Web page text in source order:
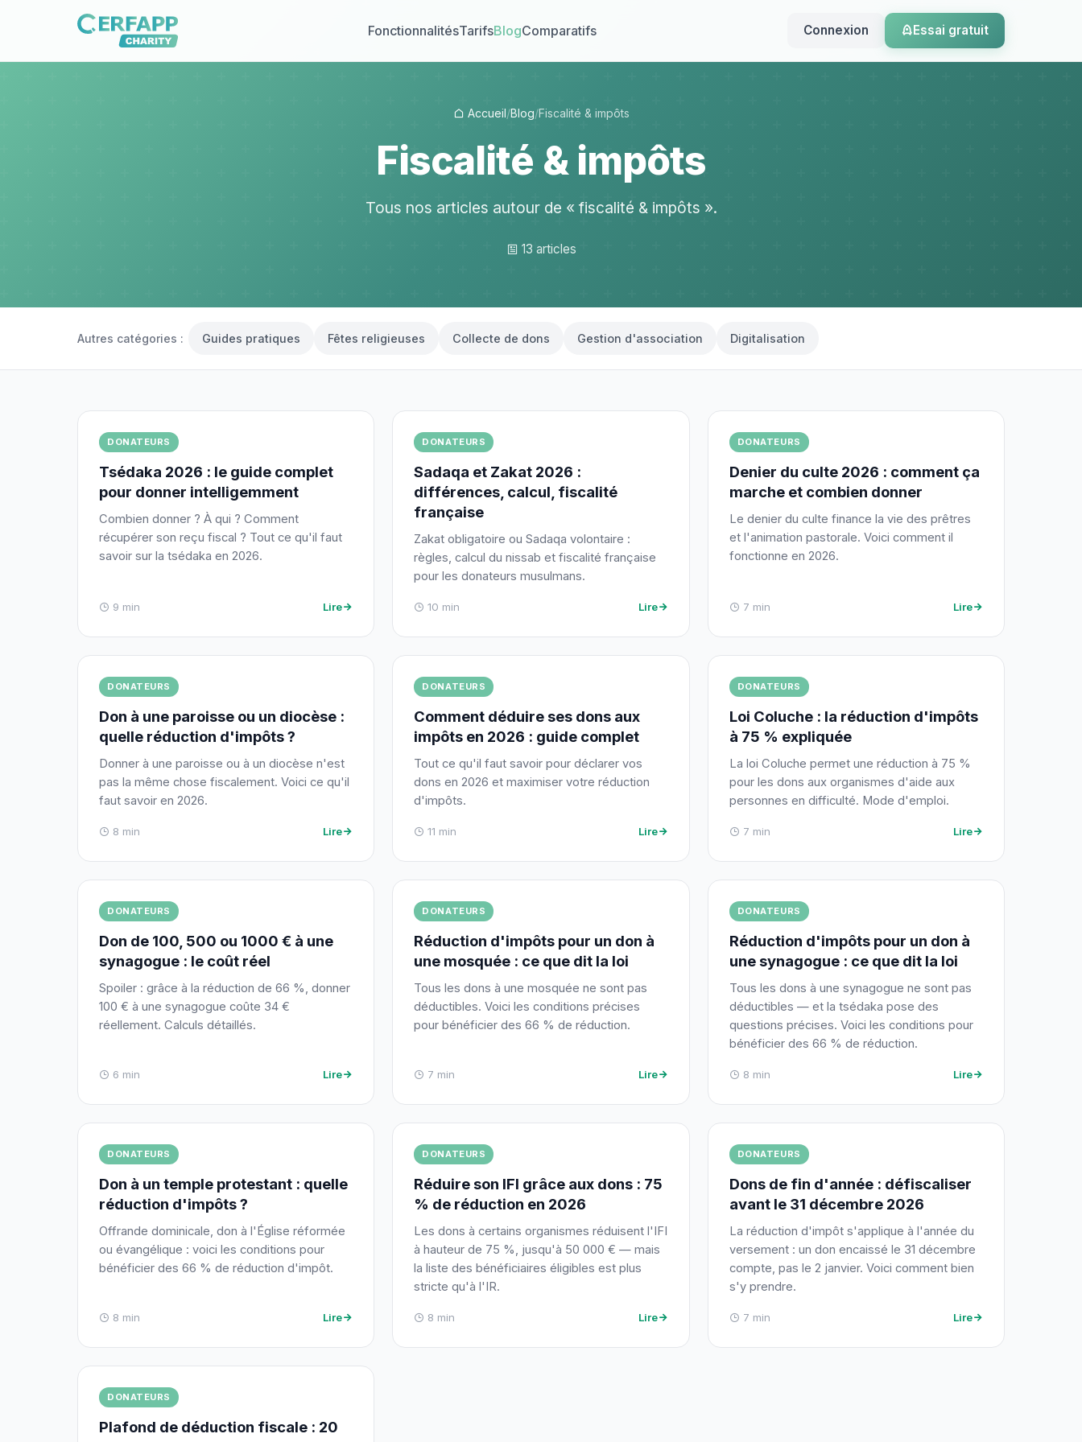
FonctionnalitésTarifsBlogComparatifs Connexion Essai gratuit
Accueil/Blog/Fiscalité & impôts
Fiscalité & impôts
Tous nos articles autour de « fiscalité & impôts ».
13 articles
Autres catégories : Guides pratiques Fêtes religieuses Collecte de dons Gestion d'association Digitalisation
DONATEURS
Tsédaka 2026 : le guide complet
pour donner intelligemment
Combien donner ? À qui ? Comment
récupérer son reçu fiscal ? Tout ce qu'il faut
savoir sur la tsédaka en 2026.
9 min Lire
DONATEURS
Sadaqa et Zakat 2026 :
différences, calcul, fiscalité
française
Zakat obligatoire ou Sadaqa volontaire :
règles, calcul du nissab et fiscalité française
pour les donateurs musulmans.
10 min Lire
DONATEURS
Denier du culte 2026 : comment ça
marche et combien donner
Le denier du culte finance la vie des prêtres
et l'animation pastorale. Voici comment il
fonctionne en 2026.
7 min Lire
DONATEURS
Don à une paroisse ou un diocèse :
quelle réduction d'impôts ?
Donner à une paroisse ou à un diocèse n'est
pas la même chose fiscalement. Voici ce qu'il
faut savoir en 2026.
8 min Lire
DONATEURS
Comment déduire ses dons aux
impôts en 2026 : guide complet
Tout ce qu'il faut savoir pour déclarer vos
dons en 2026 et maximiser votre réduction
d'impôts.
11 min Lire
DONATEURS
Loi Coluche : la réduction d'impôts
à 75 % expliquée
La loi Coluche permet une réduction à 75 %
pour les dons aux organismes d'aide aux
personnes en difficulté. Mode d'emploi.
7 min Lire
DONATEURS
Don de 100, 500 ou 1000 € à une
synagogue : le coût réel
Spoiler : grâce à la réduction de 66 %, donner
100 € à une synagogue coûte 34 €
réellement. Calculs détaillés.
6 min Lire
DONATEURS
Réduction d'impôts pour un don à
une mosquée : ce que dit la loi
Tous les dons à une mosquée ne sont pas
déductibles. Voici les conditions précises
pour bénéficier des 66 % de réduction.
7 min Lire
DONATEURS
Réduction d'impôts pour un don à
une synagogue : ce que dit la loi
Tous les dons à une synagogue ne sont pas
déductibles — et la tsédaka pose des
questions précises. Voici les conditions pour
bénéficier des 66 % de réduction.
8 min Lire
DONATEURS
Don à un temple protestant : quelle
réduction d'impôts ?
Offrande dominicale, don à l'Église réformée
ou évangélique : voici les conditions pour
bénéficier des 66 % de réduction d'impôt.
8 min Lire
DONATEURS
Réduire son IFI grâce aux dons : 75
% de réduction en 2026
Les dons à certains organismes réduisent l'IFI
à hauteur de 75 %, jusqu'à 50 000 € — mais
la liste des bénéficiaires éligibles est plus
stricte qu'à l'IR.
8 min Lire
DONATEURS
Dons de fin d'année : défiscaliser
avant le 31 décembre 2026
La réduction d'impôt s'applique à l'année du
versement : un don encaissé le 31 décembre
compte, pas le 2 janvier. Voici comment bien
s'y prendre.
7 min Lire
DONATEURS
Plafond de déduction fiscale : 20